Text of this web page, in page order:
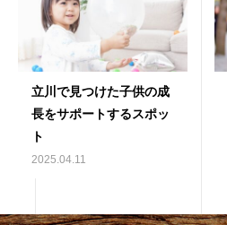
立川で見つけた子供の成
長をサポートするスポッ
ト
2025.04.11